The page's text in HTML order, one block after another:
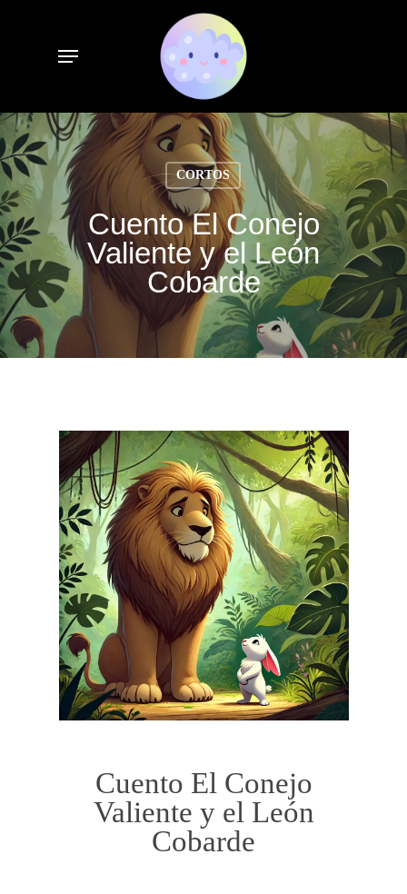
Menu
CORTOS
Cuento El Conejo
Valiente y el León
Cobarde
Cuento El Conejo
Valiente y el León
Cobarde